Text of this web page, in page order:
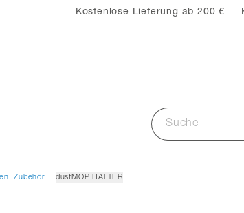
Kostenlose Lieferung ab 200 €
Zubehör dustMOP HALTER